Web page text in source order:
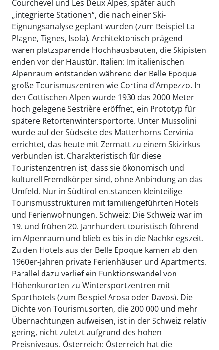
Courchevel und Les Deux Alpes, später auch
„integrierte Stationen“, die nach einer Ski-
Eignungsanalyse geplant wurden (zum Beispiel La
Plagne, Tignes, Isola). Architektonisch prägend
waren platzsparende Hochhausbauten, die Skipisten
enden vor der Haustür. Italien: Im italienischen
Alpenraum entstanden während der Belle Epoque
große Tourismuszentren wie Cortina d‘Ampezzo. In
den Cottischen Alpen wurde 1930 das 2000 Meter
hoch gelegene Sestrière eröffnet, ein Prototyp für
spätere Retortenwintersportorte. Unter Mussolini
wurde auf der Südseite des Matterhorns Cervinia
errichtet, das heute mit Zermatt zu einem Skizirkus
verbunden ist. Charakteristisch für diese
Touristenzentren ist, dass sie ökonomisch und
kulturell Fremdkörper sind, ohne Anbindung an das
Umfeld. Nur in Südtirol entstanden kleinteilige
Tourismusstrukturen mit familiengeführten Hotels
und Ferienwohnungen. Schweiz: Die Schweiz war im
19. und frühen 20. Jahrhundert touristisch führend
im Alpenraum und blieb es bis in die Nachkriegszeit.
Zu den Hotels aus der Belle Epoque kamen ab den
1960er-Jahren private Ferienhäuser und Apartments.
Parallel dazu verlief ein Funktionswandel von
Höhenkurorten zu Wintersportzentren mit
Sporthotels (zum Beispiel Arosa oder Davos). Die
Dichte von Tourismusorten, die 200 000 und mehr
Übernachtungen aufweisen, ist in der Schweiz relativ
gering, nicht zuletzt aufgrund des hohen
Preisniveaus. Österreich: Österreich hat die